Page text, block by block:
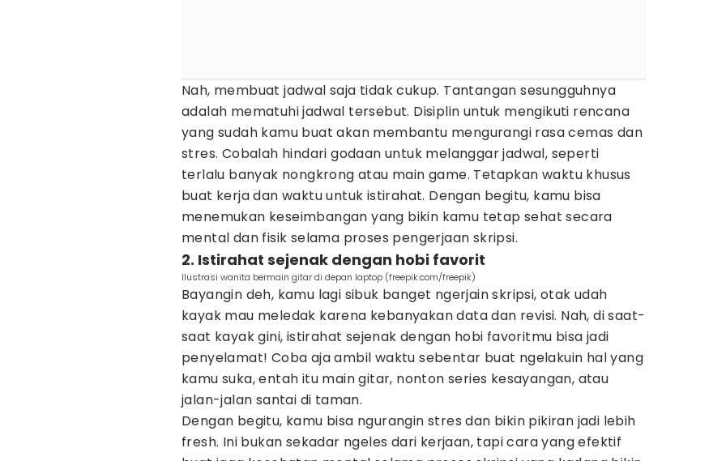
Nah, membuat jadwal saja tidak cukup. Tantangan sesungguhnya
adalah mematuhi jadwal tersebut. Disiplin untuk mengikuti rencana
yang sudah kamu buat akan membantu mengurangi rasa cemas dan
stres. Cobalah hindari godaan untuk melanggar jadwal, seperti
terlalu banyak nongkrong atau main game. Tetapkan waktu khusus
buat kerja dan waktu untuk istirahat. Dengan begitu, kamu bisa
menemukan keseimbangan yang bikin kamu tetap sehat secara
mental dan fisik selama proses pengerjaan skripsi.
2. Istirahat sejenak dengan hobi favorit
Ilustrasi wanita bermain gitar di depan laptop (freepik.com/freepik)
Bayangin deh, kamu lagi sibuk banget ngerjain skripsi, otak udah
kayak mau meledak karena kebanyakan data dan revisi. Nah, di saat-
saat kayak gini, istirahat sejenak dengan hobi favoritmu bisa jadi
penyelamat! Coba aja ambil waktu sebentar buat ngelakuin hal yang
kamu suka, entah itu main gitar, nonton series kesayangan, atau
jalan-jalan santai di taman.
Dengan begitu, kamu bisa ngurangin stres dan bikin pikiran jadi lebih
fresh. Ini bukan sekadar ngeles dari kerjaan, tapi cara yang efektif